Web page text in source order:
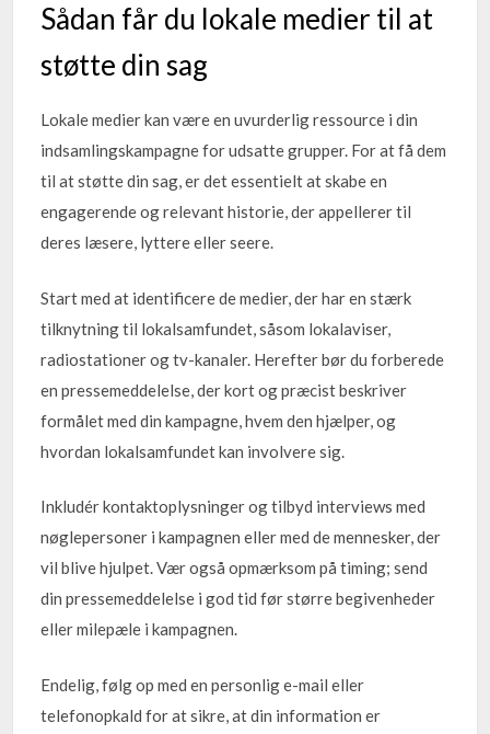
Sådan får du lokale medier til at
støtte din sag
Lokale medier kan være en uvurderlig ressource i din
indsamlingskampagne for udsatte grupper. For at få dem
til at støtte din sag, er det essentielt at skabe en
engagerende og relevant historie, der appellerer til
deres læsere, lyttere eller seere.
Start med at identificere de medier, der har en stærk
tilknytning til lokalsamfundet, såsom lokalaviser,
radiostationer og tv-kanaler. Herefter bør du forberede
en pressemeddelelse, der kort og præcist beskriver
formålet med din kampagne, hvem den hjælper, og
hvordan lokalsamfundet kan involvere sig.
Inkludér kontaktoplysninger og tilbyd interviews med
nøglepersoner i kampagnen eller med de mennesker, der
vil blive hjulpet. Vær også opmærksom på timing; send
din pressemeddelelse i god tid før større begivenheder
eller milepæle i kampagnen.
Endelig, følg op med en personlig e-mail eller
telefonopkald for at sikre, at din information er